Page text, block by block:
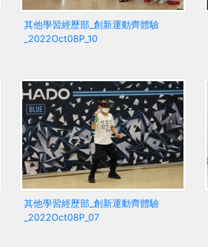
其他學習經歷部_創新運動齊體驗
_2022Oct08P_10
其他學習經歷部_創新運動齊體驗
_2022Oct08P_07